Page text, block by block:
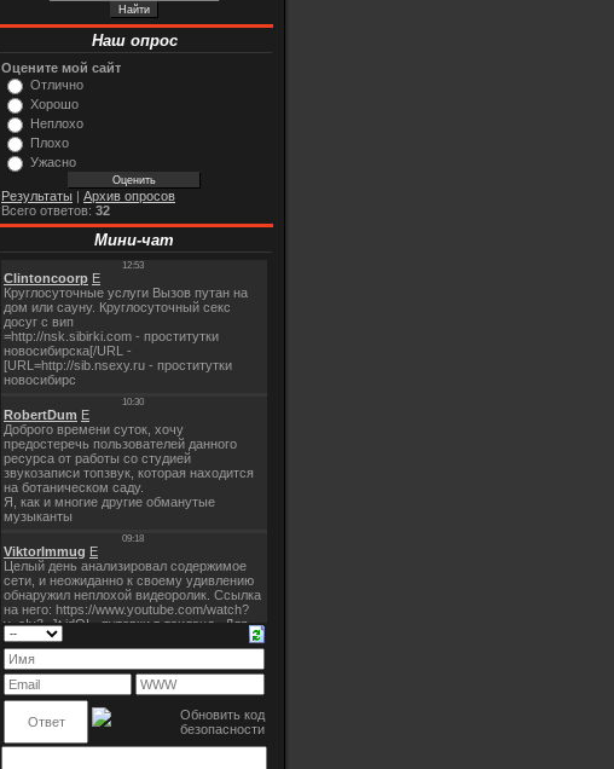
Наш опрос
Оцените мой сайт
Отлично
Хорошо
Неплохо
Плохо
Ужасно
Результаты | Архив опросов
Всего ответов: 32
Мини-чат